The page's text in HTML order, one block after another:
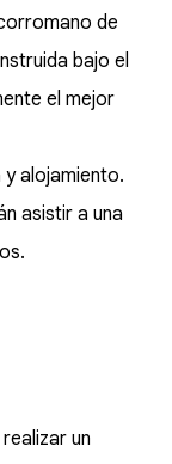
de
bajo el
el mejor
alojamiento.
asistir a una
un